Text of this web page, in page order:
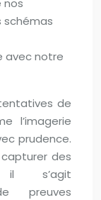
nos
schémas
avec notre
de
l’imagerie
prudence.
des
il s’agit
preuves